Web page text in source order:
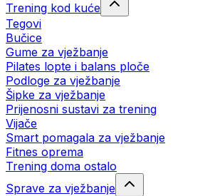
Trening kod kuće
Tegovi
Bučice
Gume za vježbanje
Pilates lopte i balans ploče
Podloge za vježbanje
Šipke za vježbanje
Prijenosni sustavi za trening
Vijače
Smart pomagala za vježbanje
Fitnes oprema
Trening doma ostalo
Sprave za vježbanje